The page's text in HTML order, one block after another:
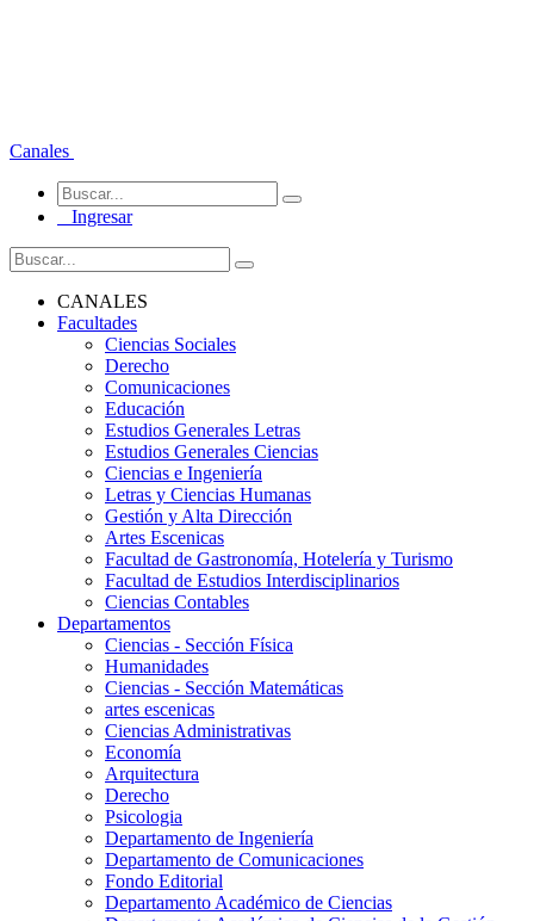
Canales
Ingresar
CANALES
Facultades
Ciencias Sociales
Derecho
Comunicaciones
Educación
Estudios Generales Letras
Estudios Generales Ciencias
Ciencias e Ingeniería
Letras y Ciencias Humanas
Gestión y Alta Dirección
Artes Escenicas
Facultad de Gastronomía, Hotelería y Turismo
Facultad de Estudios Interdisciplinarios
Ciencias Contables
Departamentos
Ciencias - Sección Física
Humanidades
Ciencias - Sección Matemáticas
artes escenicas
Ciencias Administrativas
Economía
Arquitectura
Derecho
Psicologia
Departamento de Ingeniería
Departamento de Comunicaciones
Fondo Editorial
Departamento Académico de Ciencias